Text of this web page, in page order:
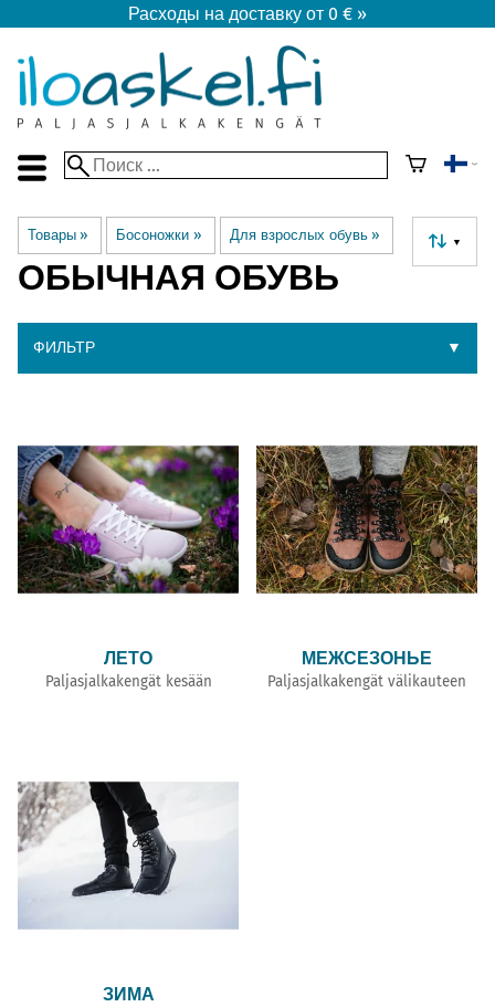
Расходы на доставку от 0 € »
Товары ‪» Босоножки ‪» Для взрослых обувь ‪» ▼
ОБЫЧНАЯ ОБУВЬ
ФИЛЬТР ▼
ЛЕТО
Paljasjalkakengät kesään
МЕЖСЕЗОНЬЕ
Paljasjalkakengät välikauteen
ЗИМА